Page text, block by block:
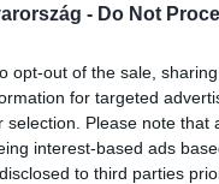
- Do Not
opt-out of the sale,
for targeted
selection. Please note
interest-based ads
to third parties